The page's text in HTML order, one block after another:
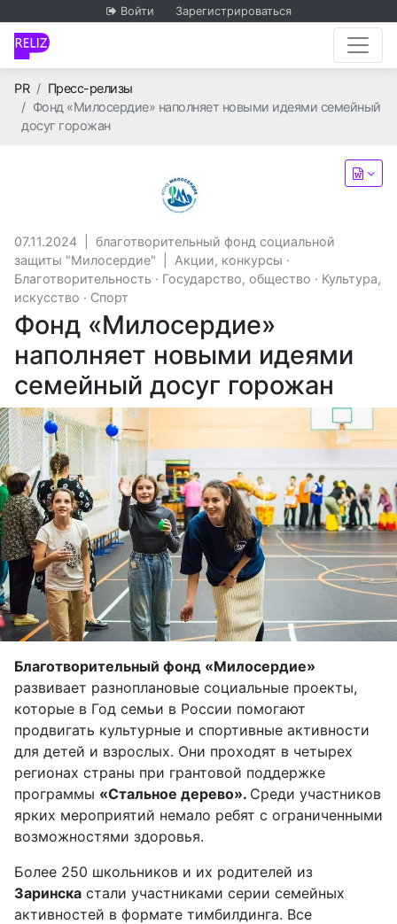
Войти Зарегистрироваться
PRГлавная
Пресс-релизы
Фонд «Милосердие» наполняет новыми идеями семейный
досуг горожан
благотворительный фонд
07.11.2024
благотворительный фонд социальной
защиты "Милосердие"
Акции, конкурсы ·
Благотворительность · Государство, общество · Культура,
искусство · Спорт
Фонд «Милосердие»
наполняет новыми идеями
семейный досуг горожан
Благотворительный фонд «Милосердие»
развивает разноплановые социальные проекты,
которые в Год семьи в России помогают
продвигать культурные и спортивные активности
для детей и взрослых. Они проходят в четырех
регионах страны при грантовой поддержке
программы «Стальное дерево». Среди участников
ярких мероприятий немало ребят с ограниченными
возможностями здоровья.
Более 250 школьников и их родителей из
Заринска стали участниками серии семейных
активностей в формате тимбилдинга. Все